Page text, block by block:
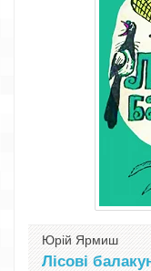
Юрій Ярмиш
Лісові